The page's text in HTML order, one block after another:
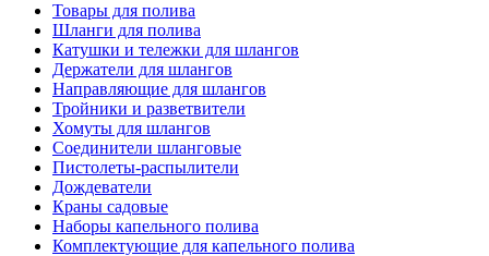
Товары для полива
Шланги для полива
Катушки и тележки для шлангов
Держатели для шлангов
Направляющие для шлангов
Тройники и разветвители
Хомуты для шлангов
Соединители шланговые
Пистолеты-распылители
Дождеватели
Краны садовые
Наборы капельного полива
Комплектующие для капельного полива